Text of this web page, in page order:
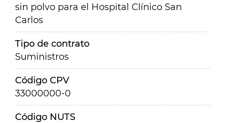
sin polvo para el Hospital Clínico San
Carlos
Tipo de contrato
Suministros
Código CPV
33000000-0
Código NUTS